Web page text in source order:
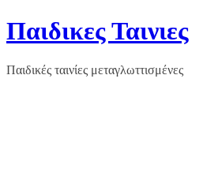
Μετάβαση
σε
Παιδικες Ταινιες
Παιδικές ταινίες μεταγλωττισμένες